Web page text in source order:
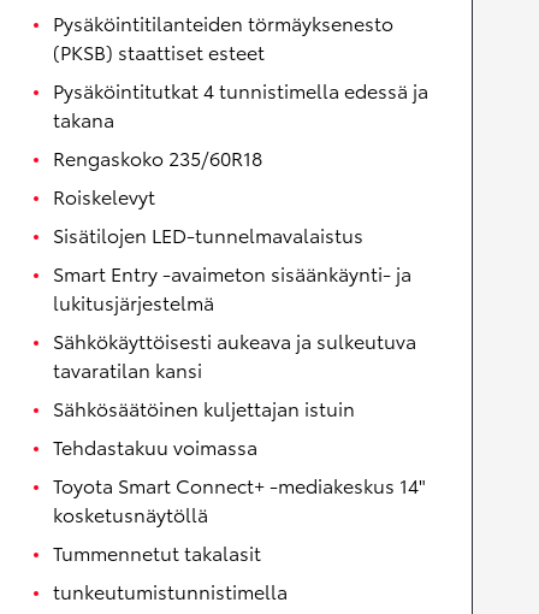
Pysäköintitilanteiden törmäyksenesto
(PKSB) staattiset esteet
Pysäköintitutkat 4 tunnistimella edessä ja
takana
Rengaskoko 235/60R18
Roiskelevyt
Sisätilojen LED-tunnelmavalaistus
Smart Entry -avaimeton sisäänkäynti- ja
lukitusjärjestelmä
Sähkökäyttöisesti aukeava ja sulkeutuva
tavaratilan kansi
Sähkösäätöinen kuljettajan istuin
Tehdastakuu voimassa
Toyota Smart Connect+ -mediakeskus 14"
kosketusnäytöllä
Tummennetut takalasit
tunkeutumistunnistimella